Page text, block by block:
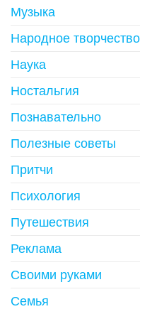
Музыка
Народное творчество
Наука
Ностальгия
Познавательно
Полезные советы
Притчи
Психология
Путешествия
Реклама
Своими руками
Семья